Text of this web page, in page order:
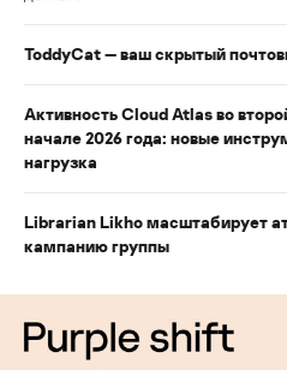
ToddyCat — ваш скрытый
Активность Cloud Atlas во
начале 2026 года: новые
нагрузка
Librarian Likho масштабирует
кампанию группы